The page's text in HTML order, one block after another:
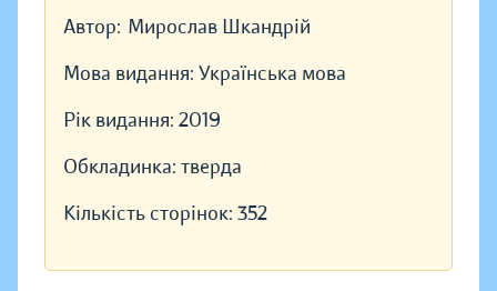
Автор: Мирослав Шкандрій
Мова видання: Українська мова
Рік видання: 2019
Обкладинка: тверда
Кількість сторінок: 352